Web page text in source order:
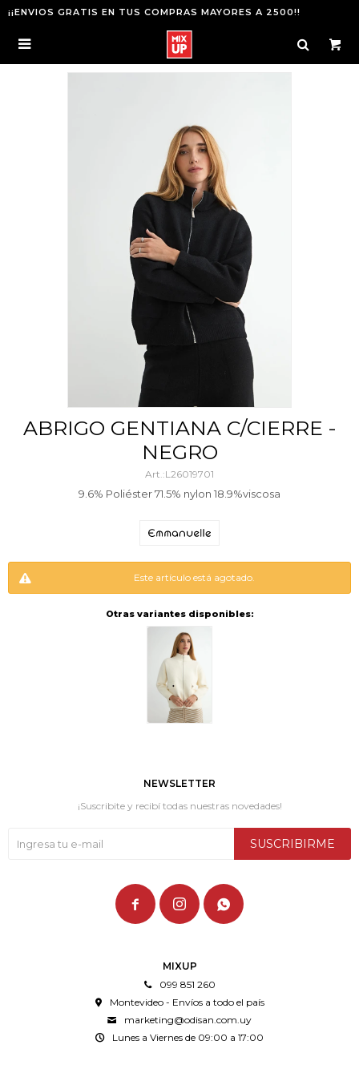
¡¡ENVIOS GRATIS EN TUS COMPRAS MAYORES A 2500!!

ABRIGO GENTIANA C/CIERRE -
NEGRO
L26019701
9.6% Poliéster 71.5% nylon 18.9%viscosa
Este artículo está agotado.
Otras variantes disponibles:
MIXUP
099 851 260
Montevideo - Envíos a todo el país
marketing@odisan.com.uy
Lunes a Viernes de 09:00 a 17:00
NEWSLETTER
¡Suscribite y recibí todas nuestras novedades!
SUSCRIBIRME
  